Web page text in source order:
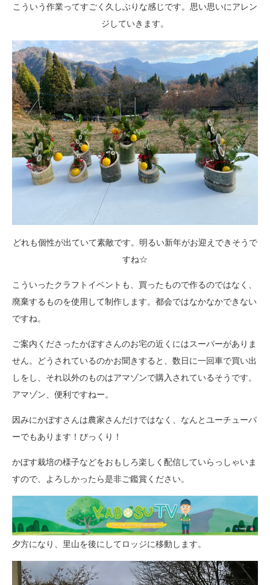
こういう作業ってすごく久しぶりな感じです。思い思いにアレン
ジしていきます。
どれも個性が出ていて素敵です。明るい新年がお迎えできそうで
すね☆
こういったクラフトイベントも、買ったもので作るのではなく、
廃棄するものを使用して制作します。都会ではなかなかできない
ですね。
ご案内くださったかぼすさんのお宅の近くにはスーパーがありま
せん。どうされているのかお聞きすると、数日に一回車で買い出
しをし、それ以外のものはアマゾンで購入されているそうです。
アマゾン、便利ですねー。
因みにかぼすさんは農家さんだけではなく、なんとユーチューバ
ーでもあります！びっくり！
かぼす栽培の様子などをおもしろ楽しく配信していらっしゃいま
すので、よろしかったら是非ご鑑賞ください。
夕方になり、里山を後にしてロッジに移動します。